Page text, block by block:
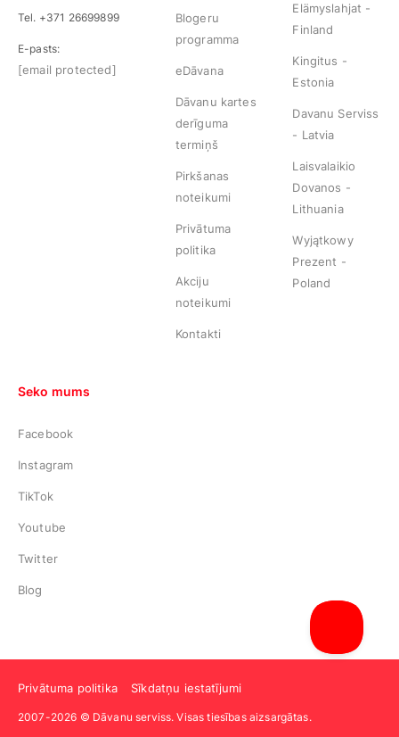
Tel. +371 26699899
E-pasts:
[email protected]
Blogeru
programma
eDāvana
Dāvanu kartes
derīguma
termiņš
Pirkšanas
noteikumi
Privātuma
politika
Akciju
noteikumi
Kontakti
Elämyslahjat -
Finland
Kingitus -
Estonia
Davanu Serviss
- Latvia
Laisvalaikio
Dovanos -
Lithuania
Wyjątkowy
Prezent -
Poland
Seko mums
Facebook
Instagram
TikTok
Youtube
Twitter
Blog
Privātuma politika Sīkdatņu iestatījumi
2007-2026 © Dāvanu serviss. Visas tiesības aizsargātas.